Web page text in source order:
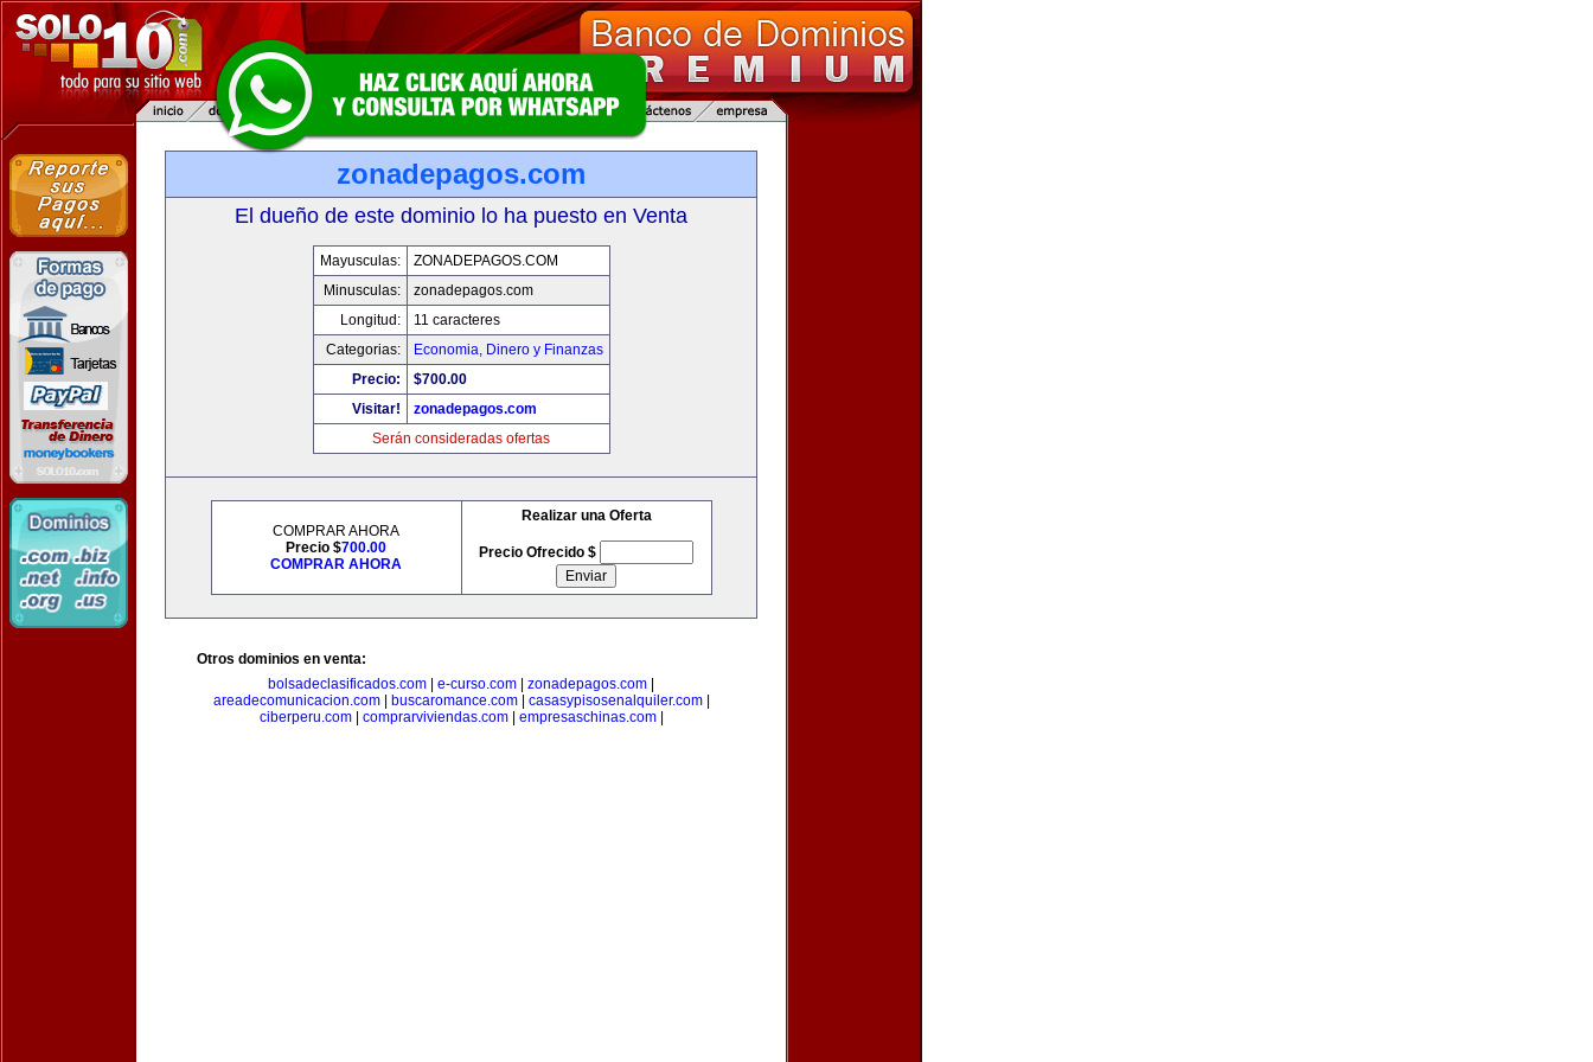
zonadepagos.com
El dueño de este dominio lo ha puesto en Venta
Mayusculas:
ZONADEPAGOS.COM
Minusculas:
zonadepagos.com
Longitud:
11 caracteres
Categorias:
Economia, Dinero y Finanzas
Precio:
$700.00
Visitar!
zonadepagos.com
Serán consideradas ofertas
COMPRAR AHORA
Precio $700.00
COMPRAR AHORA
Realizar una Oferta
Precio Ofrecido $
Otros dominios en venta:
bolsadeclasificados.com
e-curso.com zonadepagos.com
areadecomunicacion.com| buscaromance.com| casasypisosenalquiler.com|
ciberperu.com| comprarviviendas.com| empresaschinas.com|